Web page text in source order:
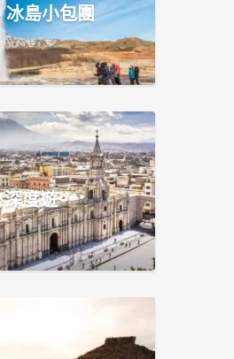
冰島小包團
深度遊